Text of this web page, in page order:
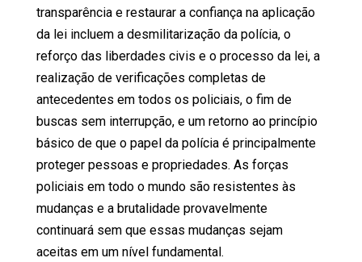
transparência e restaurar a confiança na aplicação
da lei incluem a desmilitarização da polícia, o
reforço das liberdades civis e o processo da lei, a
realização de verificações completas de
antecedentes em todos os policiais, o fim de
buscas sem interrupção, e um retorno ao princípio
básico de que o papel da polícia é principalmente
proteger pessoas e propriedades. As forças
policiais em todo o mundo são resistentes às
mudanças e a brutalidade provavelmente
continuará sem que essas mudanças sejam
aceitas em um nível fundamental.